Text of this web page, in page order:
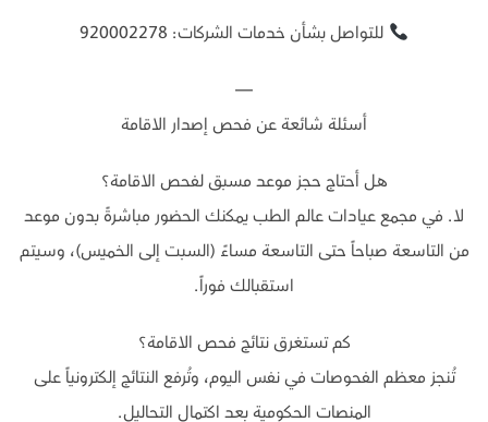
للتواصل بشأن خدمات الشركات: 920002278
—
أسئلة شائعة عن فحص إصدار الاقامة
هل أحتاج حجز موعد مسبق لفحص الاقامة؟
لا. في مجمع عيادات عالم الطب يمكنك الحضور مباشرةً بدون موعد
من التاسعة صباحاً حتى التاسعة مساءً (السبت إلى الخميس)، وسيتم
استقبالك فوراً.
كم تستغرق نتائج فحص الاقامة؟
تُنجز معظم الفحوصات في نفس اليوم، وتُرفع النتائج إلكترونياً على